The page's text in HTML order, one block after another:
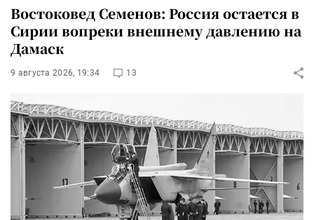
Востоковед Семенов: Россия остается в
Сирии вопреки внешнему давлению на
Дамаск
9 августа 2026, 19:34 13